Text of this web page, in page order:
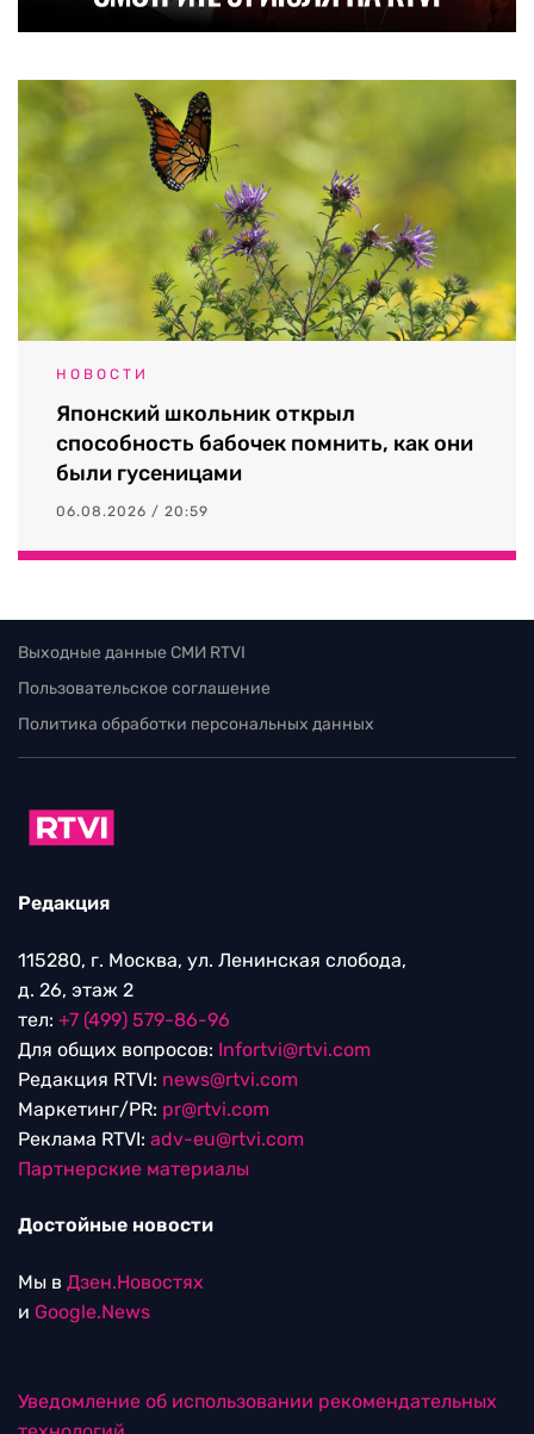
НОВОСТИ
Японский школьник открыл
способность бабочек помнить, как они
были гусеницами
06.08.2026 / 20:59
Выходные данные СМИ RTVI
Пользовательское соглашение
Политика обработки персональных данных
Редакция
115280, г. Москва, ул. Ленинская слобода,
д. 26, этаж 2
тел: +7 (499) 579-86-96
Для общих вопросов: Infortvi@rtvi.com
Редакция RTVI: news@rtvi.com
Маркетинг/PR: pr@rtvi.com
Реклама RTVI: adv-eu@rtvi.com
Партнерские материалы
Достойные новости
Мы в Дзен.Новостях
и Google.News
Уведомление об использовании рекомендательных